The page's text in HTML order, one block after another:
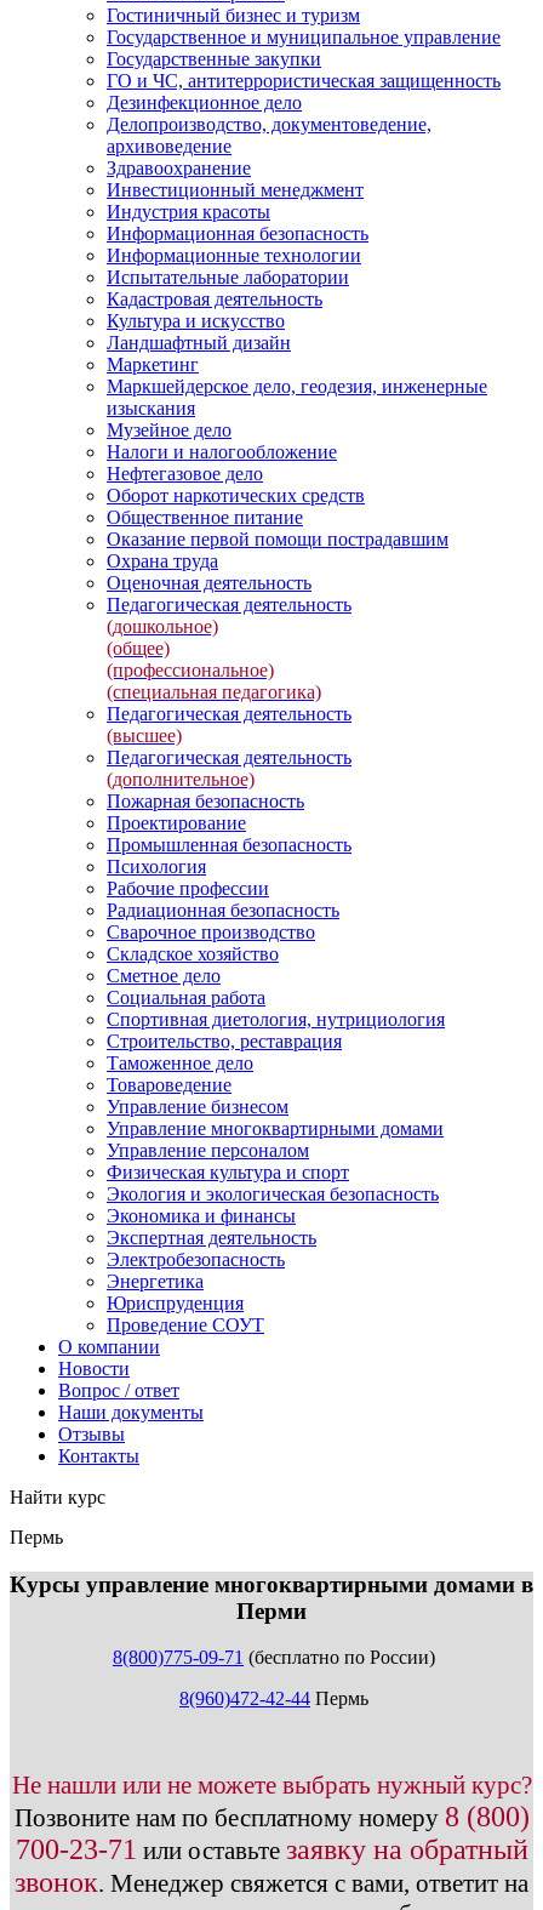
Гостиничный бизнес и туризм
Государственное и муниципальное управление
Государственные закупки
ГО и ЧС, антитеррористическая защищенность
Дезинфекционное дело
Делопроизводство, документоведение,
архивоведение
Здравоохранение
Инвестиционный менеджмент
Индустрия красоты
Информационная безопасность
Информационные технологии
Испытательные лаборатории
Кадастровая деятельность
Культура и искусство
Ландшафтный дизайн
Маркетинг
Маркшейдерское дело, геодезия, инженерные
изыскания
Музейное дело
Налоги и налогообложение
Нефтегазовое дело
Оборот наркотических средств
Общественное питание
Оказание первой помощи пострадавшим
Охрана труда
Оценочная деятельность
Педагогическая деятельность
(дошкольное)
(общее)
(профессиональное)
(специальная педагогика)
Педагогическая деятельность
(высшее)
Педагогическая деятельность
(дополнительное)
Пожарная безопасность
Проектирование
Промышленная безопасность
Психология
Рабочие профессии
Радиационная безопасность
Сварочное производство
Складское хозяйство
Сметное дело
Социальная работа
Спортивная диетология, нутрициология
Строительство, реставрация
Таможенное дело
Товароведение
Управление бизнесом
Управление многоквартирными домами
Управление персоналом
Физическая культура и спорт
Экология и экологическая безопасность
Экономика и финансы
Экспертная деятельность
Электробезопасность
Энергетика
Юриспруденция
Проведение СОУТ
О компании
Новости
Вопрос / ответ
Наши документы
Отзывы
Контакты
Найти курс
Пермь
Курсы управление многоквартирными домами в
Перми
8(800)775-09-71 (бесплатно по России)
8(960)472-42-44 Пермь
Не нашли или не можете выбрать нужный курс?
Позвоните нам по бесплатному номеру 8 (800)
700-23-71 или оставьте заявку на обратный
звонок. Менеджер свяжется с вами, ответит на